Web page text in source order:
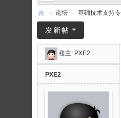
国
» 论坛 › 基础技术支持
发新帖
楼主: PXE2
PXE2